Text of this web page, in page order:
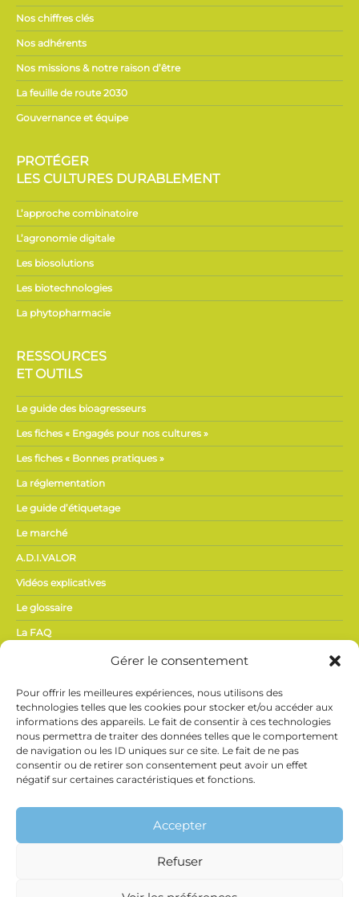
Gérer le consentement
Pour offrir les meilleures expériences, nous utilisons des
technologies telles que les cookies pour stocker et/ou accéder aux
informations des appareils. Le fait de consentir à ces technologies
nous permettra de traiter des données telles que le comportement
de navigation ou les ID uniques sur ce site. Le fait de ne pas
consentir ou de retirer son consentement peut avoir un effet
négatif sur certaines caractéristiques et fonctions.
Accepter
Refuser
Nos chiffres clés
Nos adhérents
Nos missions & notre raison d’être
La feuille de route 2030
Gouvernance et équipe
PROTÉGER
LES CULTURES DURABLEMENT
L’approche combinatoire
L’agronomie digitale
Les biosolutions
Les biotechnologies
La phytopharmacie
RESSOURCES
ET OUTILS
Le guide des bioagresseurs
Les fiches « Engagés pour nos cultures »
Les fiches « Bonnes pratiques »
La réglementation
Le guide d’étiquetage
Le marché
A.D.I.VALOR
Vidéos explicatives
Le glossaire
La FAQ
PRESSE
Actualités du secteur
Espace presse
Vidéothèque
Ne manquez rien de l’actualité Phyteis !
à notre newsletter et recevez directement les
les courriels et la date à laquelle vous le faites (de façon anonyme) afin d’établir